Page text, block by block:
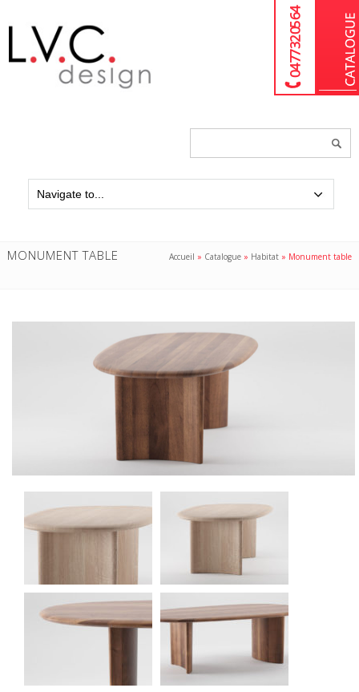
04 77 32 05 64
MONUMENT TABLE Accueil » Catalogue » Habitat » Monument table